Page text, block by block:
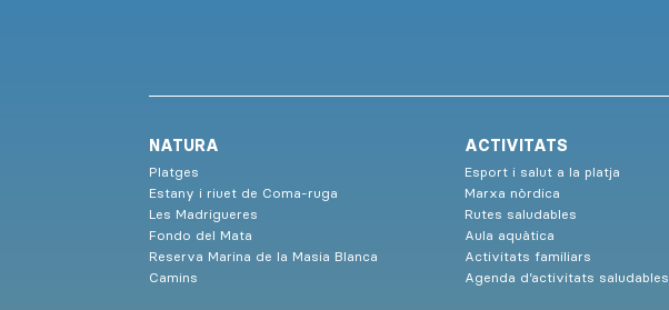
NATURA
Platges
Estany i riuet de Coma-ruga
Les Madrigueres
Fondo del Mata
Reserva Marina de la Masia Blanca
Camins
ACTIVITATS
Esport i salut a la platja
Marxa nòrdica
Rutes saludables
Aula aquàtica
Activitats familiars
Agenda d’activitats saludables